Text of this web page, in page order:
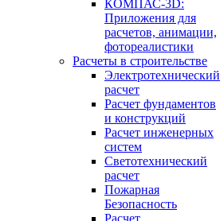
КОМПАС-3D:
Приложения для
расчетов, анимации,
фотореалистики
Расчеты в строительстве
Электротехнический
расчет
Расчет фундаментов
и конструкций
Расчет инженерных
систем
Светотехнический
расчет
Пожарная
Безопасность
Расчет